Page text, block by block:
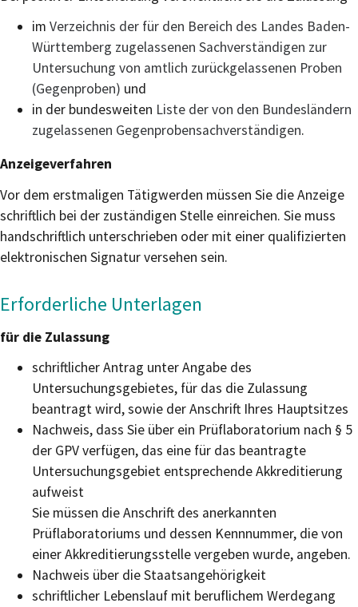
im Verzeichnis der für den Bereich des Landes Baden-
Württemberg zugelassenen Sachverständigen zur
Untersuchung von amtlich zurückgelassenen Proben
(Gegenproben) und
in der bundesweiten Liste der von den Bundesländern
zugelassenen Gegenprobensachverständigen.
Anzeigeverfahren
Vor dem erstmaligen Tätigwerden müssen Sie die Anzeige
schriftlich bei der zuständigen Stelle einreichen. Sie muss
handschriftlich unterschrieben oder mit einer qualifizierten
elektronischen Signatur versehen sein.
Erforderliche Unterlagen
für die Zulassung
schriftlicher Antrag unter Angabe des
Untersuchungsgebietes, für das die Zulassung
beantragt wird, sowie der Anschrift Ihres Hauptsitzes
Nachweis, dass Sie über ein Prüflaboratorium nach § 5
der GPV verfügen, das eine für das beantragte
Untersuchungsgebiet entsprechende Akkreditierung
aufweist
Sie müssen die Anschrift des anerkannten
Prüflaboratoriums und dessen Kennnummer, die von
einer Akkreditierungsstelle vergeben wurde, angeben.
Nachweis über die Staatsangehörigkeit
schriftlicher Lebenslauf mit beruflichem Werdegang